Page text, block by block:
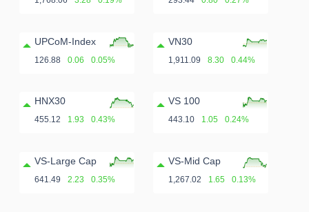
UPCoM-Index
126.88 0.06 0.05%
VN30
1,911.09 8.30 0.44%
HNX30
455.12 1.93 0.43%
VS 100
443.10 1.05 0.24%
VS-Large Cap
641.49 2.23 0.35%
VS-Mid Cap
1,267.02 1.65 0.13%